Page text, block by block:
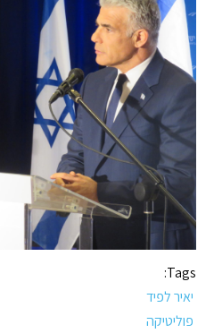
Tags:
יאיר לפיד
פוליטיקה